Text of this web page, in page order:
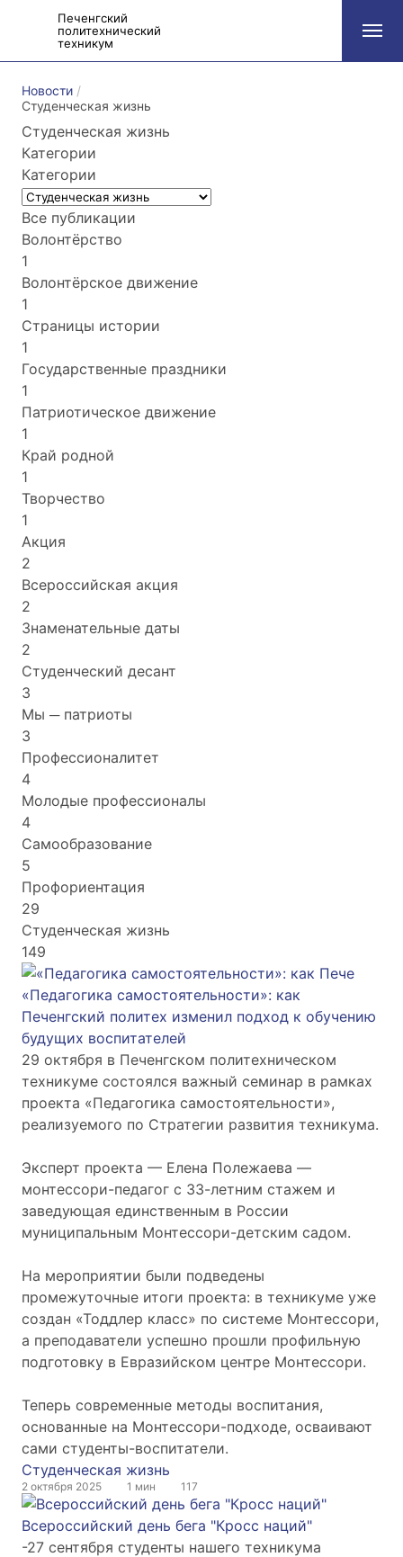
Печенгский
политехнический
техникум
Новости
Студенческая жизнь
Студенческая жизнь
Категории
Категории
Все публикации
Волонтёрство
1
Волонтёрское движение
1
Страницы истории
1
Государственные праздники
1
Патриотическое движение
1
Край родной
1
Творчество
1
Акция
2
Всероссийская акция
2
Знаменательные даты
2
Студенческий десант
3
Мы ─ патриоты
3
Профессионалитет
4
Молодые профессионалы
4
Самообразование
5
Профориентация
29
Студенческая жизнь
149
«Педагогика самостоятельности»: как
Печенгский политех изменил подход к обучению
будущих воспитателей
29 октября в Печенгском политехническом
техникуме состоялся важный семинар в рамках
проекта «Педагогика самостоятельности»,
реализуемого по Стратегии развития техникума.
Эксперт проекта — Елена Полежаева —
монтессори-педагог с 33-летним стажем и
заведующая единственным в России
муниципальным Монтессори-детским садом.
На мероприятии были подведены
промежуточные итоги проекта: в техникуме уже
создан «Тоддлер класс» по системе Монтессори,
а преподаватели успешно прошли профильную
подготовку в Евразийском центре Монтессори.
Теперь современные методы воспитания,
основанные на Монтессори-подходе, осваивают
сами студенты-воспитатели.
Студенческая жизнь
2 октября 2025 1 мин 117
Всероссийский день бега "Кросс наций"
-27 сентября студенты нашего техникума